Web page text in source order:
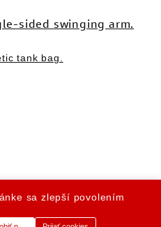
sided swinging arm.
sa zlepší povolením